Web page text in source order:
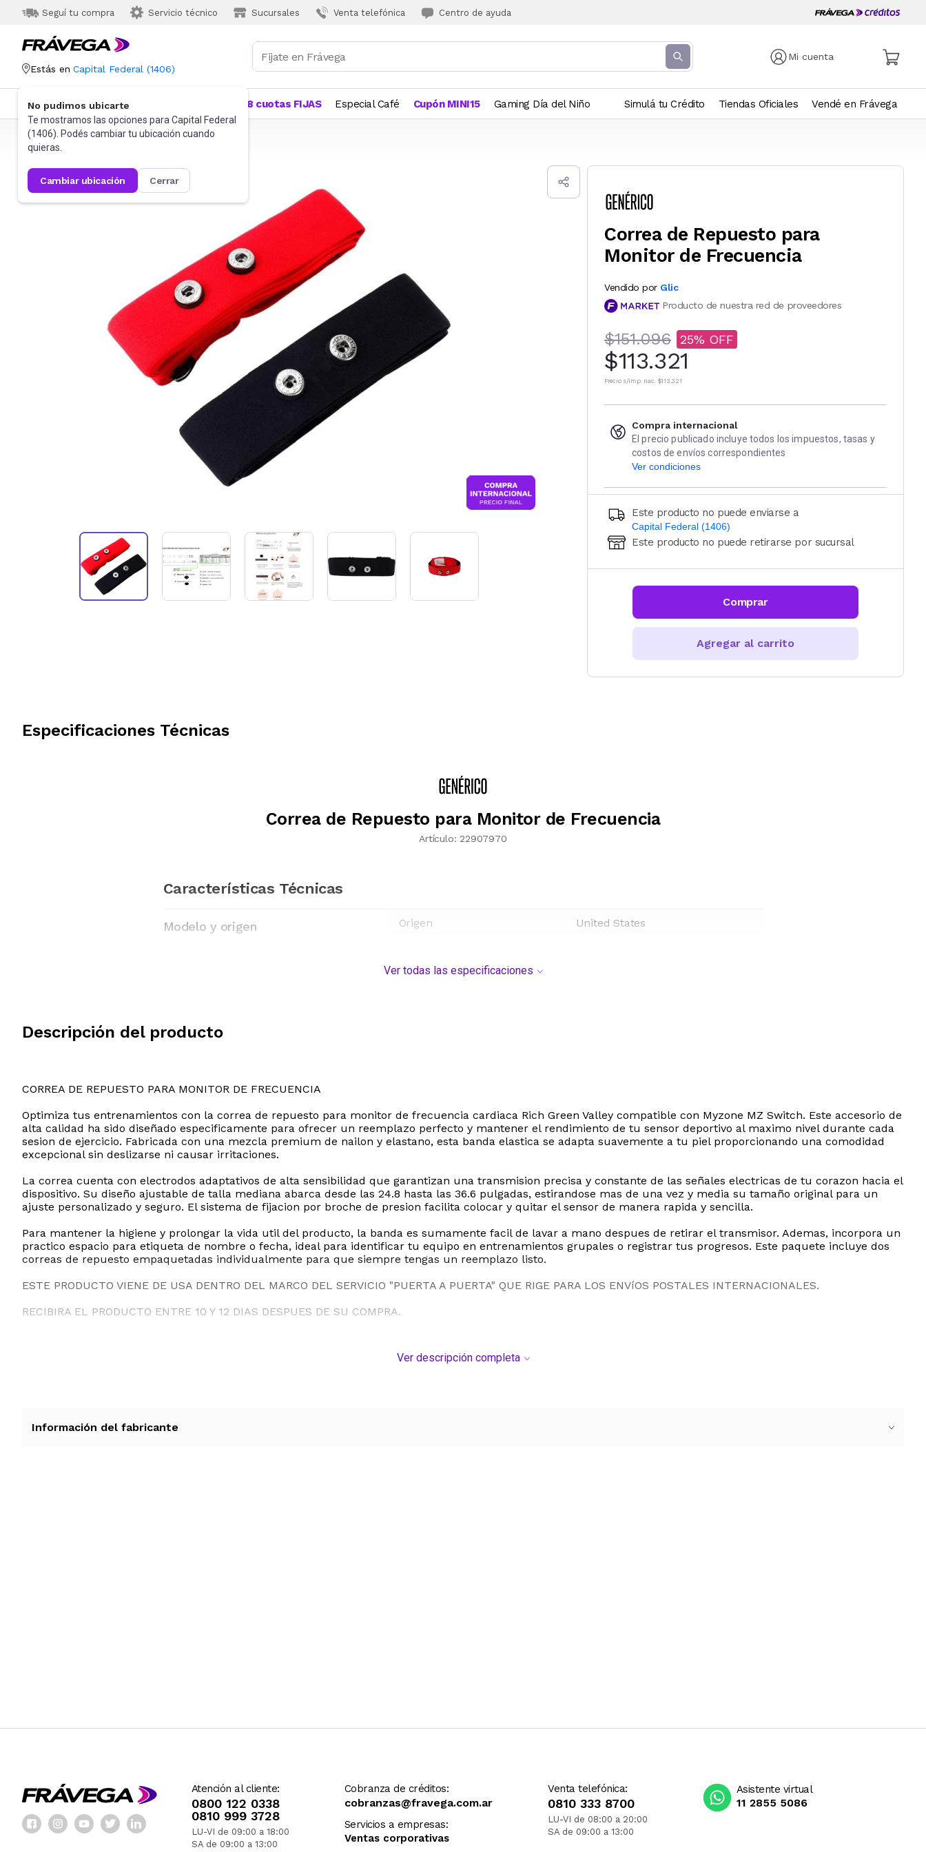
Seguí tu compra Servicio técnico Sucursales Venta telefónica Centro de ayuda
Mi cuenta
Estás en Capital Federal (1406)
No pudimos ubicarte
Te mostramos las opciones para Capital Federal
(1406). Podés cambiar tu ubicación cuando
quieras.
cambiar ubicación cerrar
Categorías Más Vendidos 18 cuotas FIJAS Especial Café Cupón MINI15 Gaming Día del Niño Simulá tu Crédito Tiendas Oficiales Vendé en Frávega
Frávega Deportes y fitness Accesorios
Correa de Repuesto para
Monitor de Frecuencia
Vendido por Glic
Producto de nuestra red de proveedores
$151.096 25
$113.321
Precio s/imp. nac. $113.321
Compra internacional
El precio publicado incluye todos los impuestos, tasas y
costos de envíos correspondientes
Ver condiciones
Este producto no puede enviarse a
Capital Federal (1406)
Ingresá código postal (sólo números)
CALCULAR
Este producto no puede retirarse por sucursal
Comprar
Agregar al carrito
Especificaciones Técnicas
Correa de Repuesto para Monitor de Frecuencia
Artículo: 22907970
Características Técnicas
Modelo y origen Origen United States
Ver todas las especificaciones
Descripción del producto
CORREA DE REPUESTO PARA MONITOR DE FRECUENCIA
Optimiza tus entrenamientos con la correa de repuesto para monitor de frecuencia cardiaca Rich Green Valley compatible con Myzone MZ Switch. Este accesorio de
alta calidad ha sido diseñado especificamente para ofrecer un reemplazo perfecto y mantener el rendimiento de tu sensor deportivo al maximo nivel durante cada
sesion de ejercicio. Fabricada con una mezcla premium de nailon y elastano, esta banda elastica se adapta suavemente a tu piel proporcionando una comodidad
excepcional sin deslizarse ni causar irritaciones.
La correa cuenta con electrodos adaptativos de alta sensibilidad que garantizan una transmision precisa y constante de las señales electricas de tu corazon hacia el
dispositivo. Su diseño ajustable de talla mediana abarca desde las 24.8 hasta las 36.6 pulgadas, estirandose mas de una vez y media su tamaño original para un
ajuste personalizado y seguro. El sistema de fijacion por broche de presion facilita colocar y quitar el sensor de manera rapida y sencilla.
Para mantener la higiene y prolongar la vida util del producto, la banda es sumamente facil de lavar a mano despues de retirar el transmisor. Ademas, incorpora un
practico espacio para etiqueta de nombre o fecha, ideal para identificar tu equipo en entrenamientos grupales o registrar tus progresos. Este paquete incluye dos
correas de repuesto empaquetadas individualmente para que siempre tengas un reemplazo listo.
ESTE PRODUCTO VIENE DE USA DENTRO DEL MARCO DEL SERVICIO "PUERTA A PUERTA" QUE RIGE PARA LOS ENVíOS POSTALES INTERNACIONALES.
RECIBIRA EL PRODUCTO ENTRE 10 Y 12 DIAS DESPUES DE SU COMPRA.
Ver descripción completa
Información del fabricante
Atención al cliente:
0800 122 0338
0810 999 3728
LU-VI de 09:00 a 18:00
SA de 09:00 a 13:00
Cobranza de créditos:
cobranzas@fravega.com.ar
Servicios a empresas:
Ventas corporativas
Venta telefónica:
0810 333 8700
LU-VI de 08:00 a 20:00
SA de 09:00 a 13:00
Asistente virtual
11 2855 5086